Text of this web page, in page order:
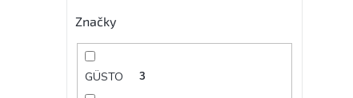
Značky
GÜSTO 3